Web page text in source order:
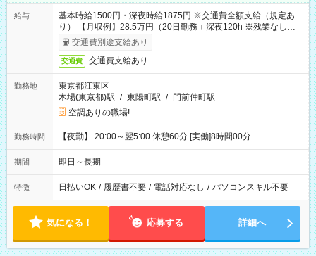
給与
基本時給1500円・深夜時給1875円 ※交通費全額支給（規定あ
り） 【月収例】28.5万円（20日勤務＋深夜120h ※残業なしの場
合）交通費別途支給あり
交通費 交通費支給あり
勤務地
東京都江東区
木場(東京都)駅 / 東陽町駅 / 門前仲町駅
空調ありの職場!
勤務時間 【夜勤】 20:00～翌5:00 休憩60分 [実働]8時間00分
期間 即日～長期
特徴 日払いOK / 履歴書不要 / 電話対応なし / パソコンスキル不要
気になる！ 応募する 詳細へ